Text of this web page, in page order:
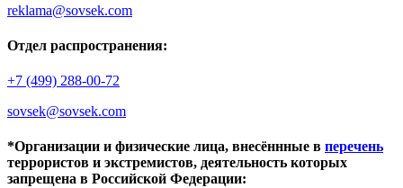
reklama@sovsek.com
Отдел распространения:
+7 (499) 288-00-72
sovsek@sovsek.com
*Организации и физические лица, внесённные в перечень
террористов и экстремистов, деятельность которых
запрещена в Российской Федерации: